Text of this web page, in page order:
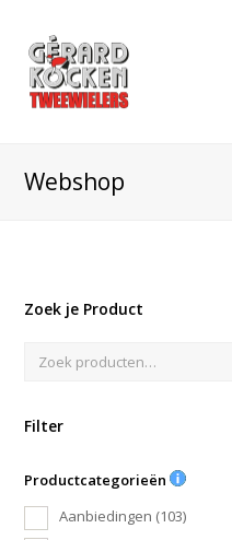
Webshop
Zoek je Product
Filter
Productcategorieën
Aanbiedingen (103)